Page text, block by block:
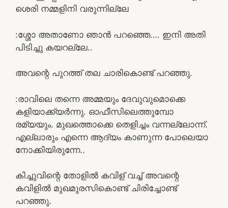
ശെരി നമ്മളിനി വരുന്നില്ലേ
:ശ്ശോ അതാണോ ഞാൻ പറഞ്ഞെ…. ഇനി അതി
പിടിച്ചു കയറല്ലേ..
അവന്റെ പുറത്ത് തല ചാരികൊണ്ട് പറഞ്ഞു.
:രാവിലെ തന്നെ അമ്മയും ദേവുവുമൊക്കെ
കളിയാക്ക്യർന്നു. ഓഫീസിലെത്തുമ്പോ
രമ്യയും. മുഖത്തൊക്കെ തെളിച്ചം വന്നല്ലോന്ന്.
എല്ലാരും എന്നെ ആദ്യം കാണുന്ന പോലെയാ
നോക്കിയിരുന്നേ..
കിച്ചുവിന്റെ തോളിൽ കവിള് വച്ച് അവന്റെ
കവിളിൽ മുഖമുരസികൊണ്ട് ചിരിച്ചോണ്ട്
പറഞ്ഞു.